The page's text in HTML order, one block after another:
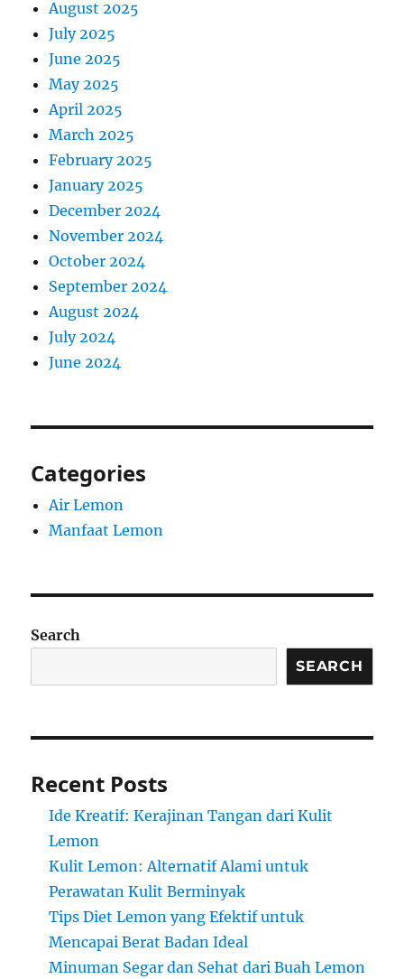
August 2025
July 2025
June 2025
May 2025
April 2025
March 2025
February 2025
January 2025
December 2024
November 2024
October 2024
September 2024
August 2024
July 2024
June 2024
Categories
Air Lemon
Manfaat Lemon
Search
SEARCH
Recent Posts
Ide Kreatif: Kerajinan Tangan dari Kulit
Lemon
Kulit Lemon: Alternatif Alami untuk
Perawatan Kulit Berminyak
Tips Diet Lemon yang Efektif untuk
Mencapai Berat Badan Ideal
Minuman Segar dan Sehat dari Buah Lemon